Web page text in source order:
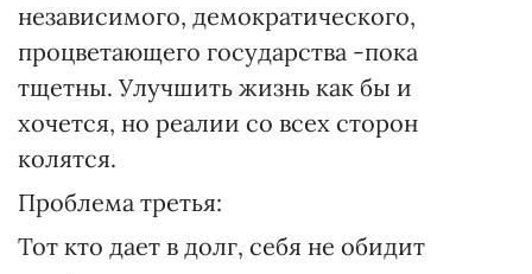
независимого, демократического,
процветающего государства -пока
тщетны. Улучшить жизнь как бы и
хочется, но реалии со всех сторон
колятся.
Проблема третья:
Тот кто дает в долг, себя не обидит